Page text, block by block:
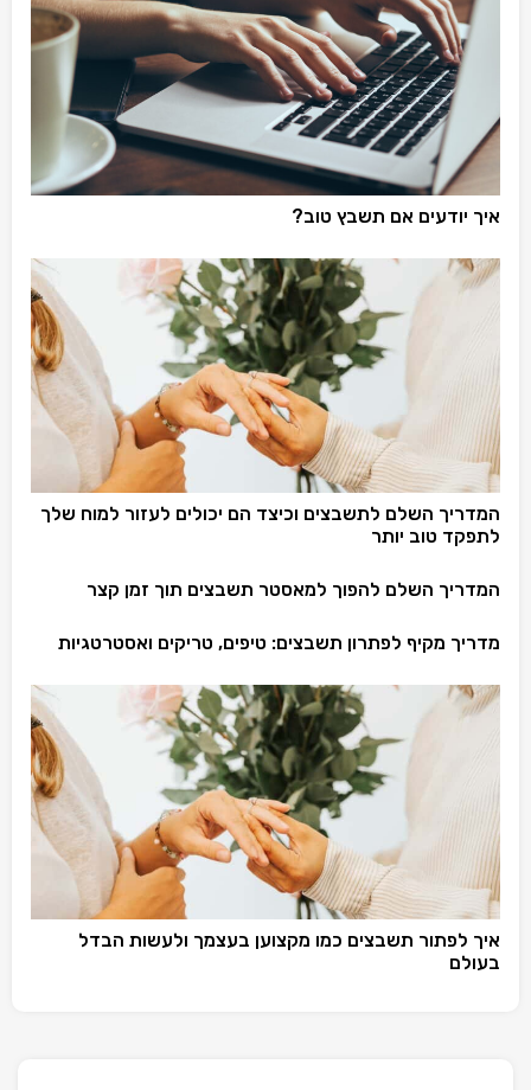
איך יודעים אם תשבץ טוב?
המדריך השלם לתשבצים וכיצד הם יכולים לעזור למוח שלך
לתפקד טוב יותר
המדריך השלם להפוך למאסטר תשבצים תוך זמן קצר
מדריך מקיף לפתרון תשבצים: טיפים, טריקים ואסטרטגיות
איך לפתור תשבצים כמו מקצוען בעצמך ולעשות הבדל
בעולם